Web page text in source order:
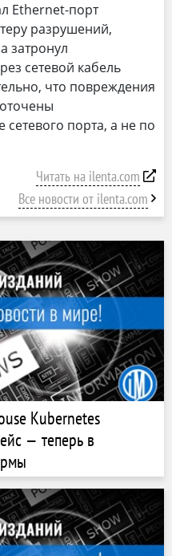
Ethernet-порт
разрушений,
затронул
сетевой кабель
что повреждения
порта, а не по
Читать на ilenta.com
Все новости от ilenta.com
Kubernetes
— теперь в